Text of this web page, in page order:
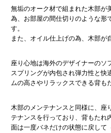
無垢のオーク材で組まれた木部が
為、お部屋の間仕切りのような形
す。
また、オイル仕上げの為、木部が
座り心地は海外のデザイナーのソ
スプリングが内包され弾力性と快
ムの高さやリラックスできる背も
木部のメンテナンスと同様に、座
テナンスを行っており、背もたれ
面は一度バネだけの状態に戻して